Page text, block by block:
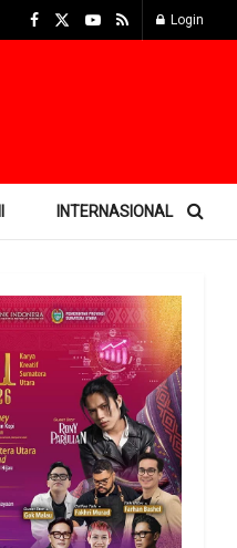
Login
INTERNASIONAL